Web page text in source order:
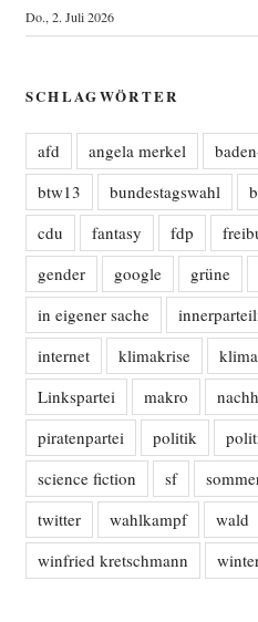
Do., 2. Juli 2026
SCHLAGWÖRTER
afd angela merkel
btw13
bundestagswahl
cdu
fantasy fdp
gender
google grüne
in eigener sache
internet
klimakrise
Linkspartei
makro
piratenpartei
politik
science fiction
sf
twitter
wahlkampf wald
winfried kretschmann